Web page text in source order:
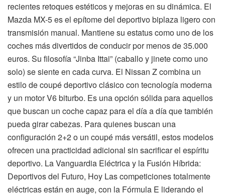
recientes retoques estéticos y mejoras en su dinámica. El
Mazda MX-5 es el epítome del deportivo biplaza ligero con
transmisión manual. Mantiene su estatus como uno de los
coches más divertidos de conducir por menos de 35.000
euros. Su filosofía “Jinba Ittai” (caballo y jinete como uno
solo) se siente en cada curva. El Nissan Z combina un
estilo de coupé deportivo clásico con tecnología moderna
y un motor V6 biturbo. Es una opción sólida para aquellos
que buscan un coche capaz para el día a día que también
pueda girar cabezas. Para quienes buscan una
configuración 2+2 o un coupé más versátil, estos modelos
ofrecen una practicidad adicional sin sacrificar el espíritu
deportivo. La Vanguardia Eléctrica y la Fusión Híbrida:
Deportivos del Futuro, Hoy Las competiciones totalmente
eléctricas están en auge, con la Fórmula E liderando el